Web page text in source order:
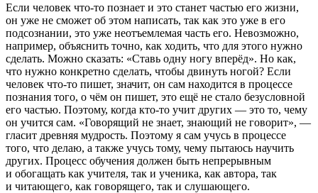
Если человек что-то познает и это станет частью его жизни,
он уже не сможет об этом написать, так как это уже в его
подсознании, это уже неотъемлемая часть его. Невозможно,
например, объяснить точно, как ходить, что для этого нужно
сделать. Можно сказать: «Ставь одну ногу вперёд». Но как,
что нужно конкретно сделать, чтобы двинуть ногой? Если
человек что-то пишет, значит, он сам находится в процессе
познания того, о чём он пишет, это ещё не стало безусловной
его частью. Поэтому, когда кто-то учит других — это то, чему
он учится сам. «Говорящий не знает, знающий не говорит», —
гласит древняя мудрость. Поэтому я сам учусь в процессе
того, что делаю, а также учусь тому, чему пытаюсь научить
других. Процесс обучения должен быть непрерывным
и обогащать как учителя, так и ученика, как автора, так
и читающего, как говорящего, так и слушающего.